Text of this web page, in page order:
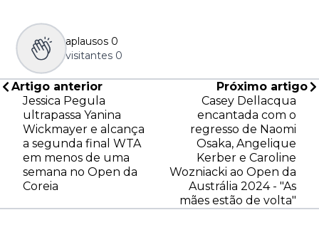
aplausos 0
visitantes 0
Artigo anterior
Jessica Pegula
ultrapassa Yanina
Wickmayer e alcança
a segunda final WTA
em menos de uma
semana no Open da
Coreia
Próximo artigo
Casey Dellacqua
encantada com o
regresso de Naomi
Osaka, Angelique
Kerber e Caroline
Wozniacki ao Open da
Austrália 2024 - "As
mães estão de volta"